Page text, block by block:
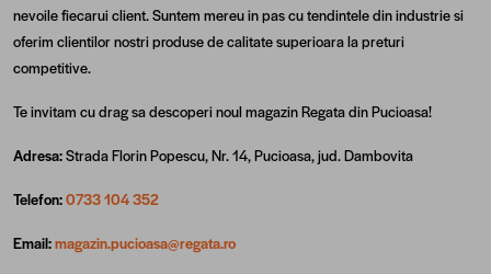
nevoile fiecarui client. Suntem mereu in pas cu tendintele din industrie si
oferim clientilor nostri produse de calitate superioara la preturi
competitive.
Te invitam cu drag sa descoperi noul magazin Regata din Pucioasa!
Adresa:Strada Florin Popescu, Nr. 14, Pucioasa, jud. Dambovita
Telefon:0733 104 352
Email:magazin.pucioasa@regata.ro